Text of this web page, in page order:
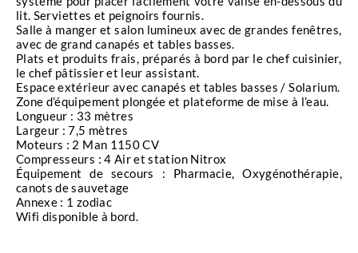
fusiliers, d’anthias et de poissons de verre le long
des parois. En plongée à Big Brother, sur la partie
nord de l’île, au pied de son phare emblématique,
se trouvent lesépaves du Numidia et de l’Aïda
Cet itinéraire de croisière plongée BDE est aussi un
incontournable pour plonger avec les requins. Il est
fréquent de croiser des requins-marteaux, requins
gris de récif et desrequins océaniques
longimanus, lors de vos remontées dans le bleu. Et
avec un peu de chance, vous aurez l’honneur de
rencontrer le requin-renard. On croise les doigts !
lit. Serviettes et peignoirs fournis.
Salle à manger et salon lumineux avec de grandes fenêtres,
avec de grand canapés et tables basses.
Plats et produits frais, préparés à bord par le chef cuisinier,
le chef pâtissier et leur assistant.
Espace extérieur avec canapés et tables basses / Solarium.
Zone d’équipement plongée et plateforme de mise à l’eau.
Longueur : 33 mètres
Largeur : 7,5 mètres
Moteurs : 2 Man 1150 CV
Compresseurs : 4 Air et station Nitrox
Équipement de secours : Pharmacie, Oxygénothérapie,
canots de sauvetage
Annexe : 1 zodiac
Wifi disponible à bord.